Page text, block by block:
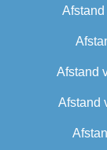
Afstand
Afstand
Afstand